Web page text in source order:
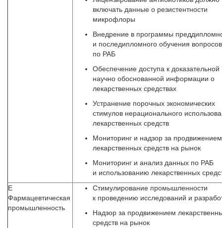
включать данные о резистентности
микрофлоры
Внедрение в программы
и последипломного обучения вопросов
по РАБ
Обеспечение доступа к доказательной
научно обоснованной информации о
лекарственных средствах
Устранение порочных экономических
стимулов нерационального
лекарственных средств
Мониторинг и надзор за продвижением
лекарственных средств на рынок
Мониторинг и анализ данных по РАБ
и использованию лекарственных
Е
Фармацевтическая
промышленность
Стимулирование промышленности
к проведению исследований и
Надзор за продвижением
средств на рынок